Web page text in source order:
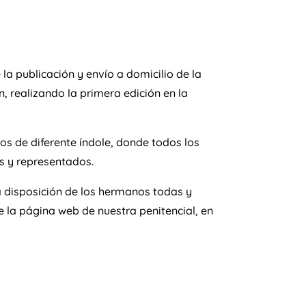
publicación y envío a domicilio de la
realizando la primera edición en la
de diferente índole, donde todos los
y representados.
de los hermanos todas y
página web de nuestra penitencial, en